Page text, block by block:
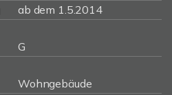
ab dem 1.5.2014
G
Wohngebäude